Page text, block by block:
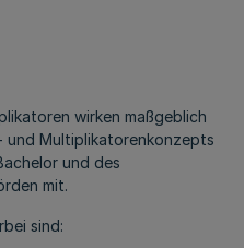
wirken maßgeblich
und Multiplikatorenkonzepts
und des
mit.
sind: